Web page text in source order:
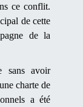
ce conflit.
de cette
de la
sans avoir
charte de
a été